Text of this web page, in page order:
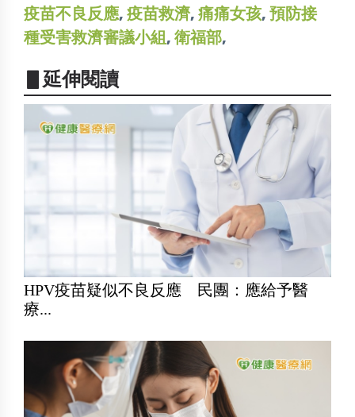
疫苗不良反應, 疫苗救濟, 痛痛女孩, 預防接
種受害救濟審議小組, 衛福部,
▋延伸閱讀
HPV疫苗疑似不良反應 民團：應給予醫
療...